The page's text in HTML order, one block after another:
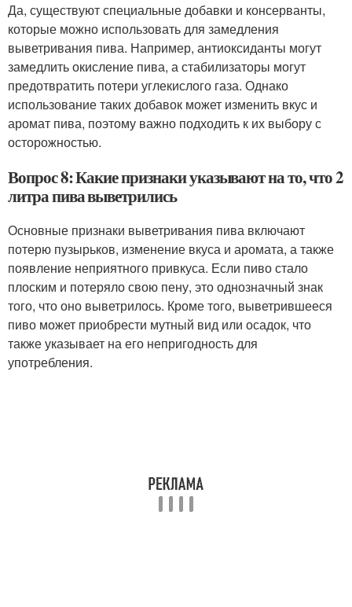
Да, существуют специальные добавки и консерванты,
которые можно использовать для замедления
выветривания пива. Например, антиоксиданты могут
замедлить окисление пива, а стабилизаторы могут
предотвратить потери углекислого газа. Однако
использование таких добавок может изменить вкус и
аромат пива, поэтому важно подходить к их выбору с
осторожностью.
Вопрос 8: Какие признаки указывают на то, что 2
литра пива выветрились
Основные признаки выветривания пива включают
потерю пузырьков, изменение вкуса и аромата, а также
появление неприятного привкуса. Если пиво стало
плоским и потеряло свою пену, это однозначный знак
того, что оно выветрилось. Кроме того, выветрившееся
пиво может приобрести мутный вид или осадок, что
также указывает на его непригодность для
употребления.